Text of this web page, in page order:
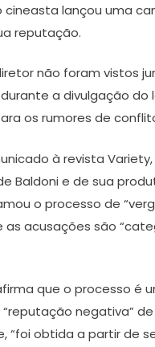
cineasta lançou uma
reputação.
não foram vistos
a divulgação do
os rumores de
à revista Variety,
Baldoni e de sua
o processo de
as acusações são
que o processo é
negativa” de
“foi obtida a partir de